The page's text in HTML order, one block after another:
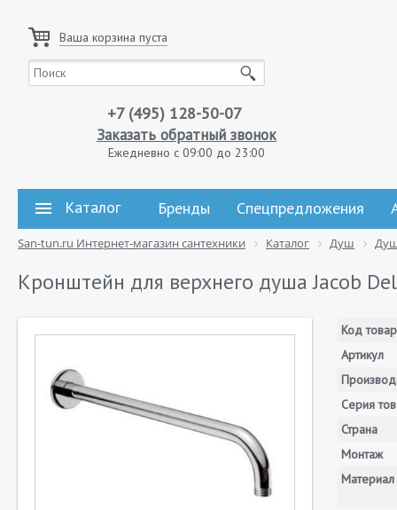
Ваша корзина пуста
+7 (495) 128-50-07
Заказать обратный звонок
Ежедневно с 09:00 до 23:00
Каталог Бренды Спецпредложения
San-tun.ru Интернет-магазин сантехники Каталог Душ
Кронштейн для верхнего душа Jacob
Код
Артикул
Серия
Страна
Монтаж
Материал